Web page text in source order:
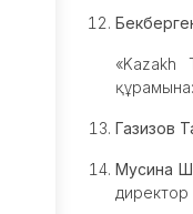
«Kazakh
құрамына:
Газизов
Мусина
директор